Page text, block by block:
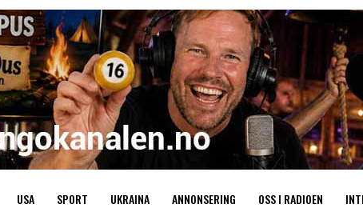
USA SPORT UKRAINA ANNONSERING OSS I RADIOEN